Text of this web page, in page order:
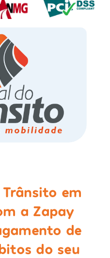
em
a Zapay
de
do seu